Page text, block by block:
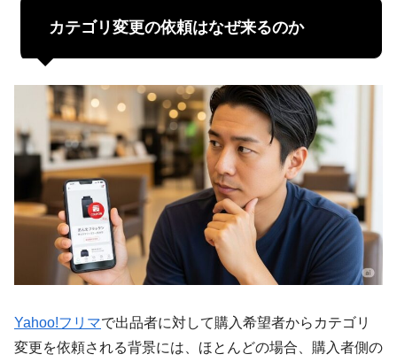
カテゴリ変更の依頼はなぜ来るのか
Yahoo!フリマで出品者に対して購入希望者からカテゴリ
変更を依頼される背景には、ほとんどの場合、購入者側の